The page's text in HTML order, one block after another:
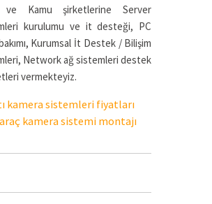
ve Kamu şirketlerine Server
kurulumu ve it desteği, PC
Kurumsal İt Destek / Bilişim
Network ağ sistemleri destek
vermekteyiz.
kamera sistemleri fiyatları
kamera sistemi montajı